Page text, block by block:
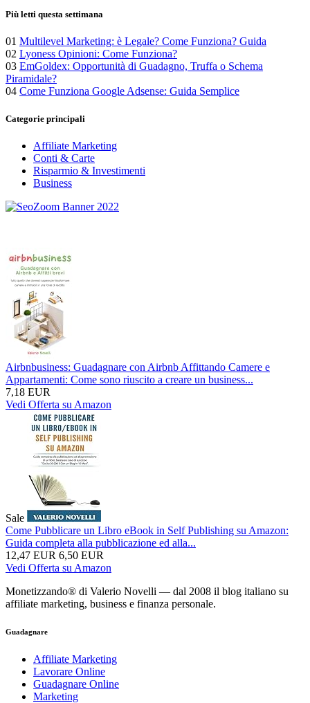
Più letti questa settimana
01 Multilevel Marketing: è Legale? Come Funziona? Guida
02 Lyoness Opinioni: Come Funziona?
03 EmGoldex: Opportunità di Guadagno, Truffa o Schema
Piramidale?
04 Come Funziona Google Adsense: Guida Semplice
Categorie principali
Affiliate Marketing
Conti & Carte
Risparmio & Investimenti
Business
Airbnbusiness: Guadagnare con Airbnb Affittando Camere e
Appartamenti: Come sono riuscito a creare un business...
7,18 EUR
Vedi Offerta su Amazon
Sale
Come Pubblicare un Libro eBook in Self Publishing su Amazon:
Guida completa alla pubblicazione ed alla...
12,47 EUR 6,50 EUR
Vedi Offerta su Amazon
Monetizzando® di Valerio Novelli — dal 2008 il blog italiano su
affiliate marketing, business e finanza personale.
Guadagnare
Affiliate Marketing
Lavorare Online
Guadagnare Online
Marketing